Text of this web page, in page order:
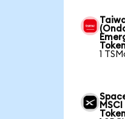
1